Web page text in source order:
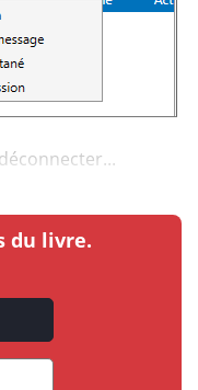
du livre.